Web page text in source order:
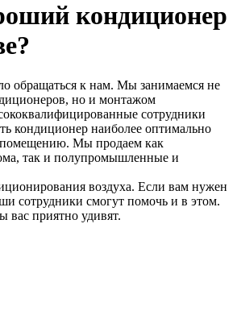
кондиционер
обращаться к нам. Мы занимаемся не
но и монтажом
сотрудники
кондиционер наиболее оптимально
Мы продаем как
так и полупромышленные и
воздуха. Если вам нужен
сотрудники смогут помочь и в этом.
вас приятно удивят.